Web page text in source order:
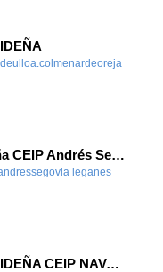
Felicitación Navideña CEIP Andrés Segovia 2021-2022
leganes-
FELICITACIÓN NAVIDEÑA CEIP NAVAS DE TOLOSA - CURSO 2020/2021